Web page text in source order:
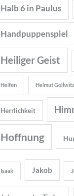
Halb 6 in Paulus
Handpuppenspiel
Heiliger Geist
Helfen Helmut
Herrlichkeit
Hoffnung
Isaak Jakob